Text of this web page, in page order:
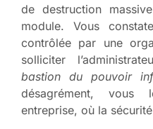
de destruction
module. Vous
contrôlée par une
solliciter
bastion du pouvoir
désagrément,
entreprise, où la